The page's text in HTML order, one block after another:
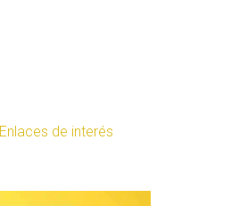
Enlaces de interés